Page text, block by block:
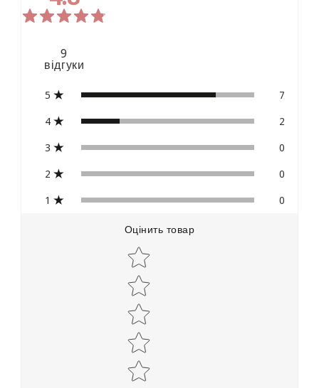
9
відгуки
5
7
4
2
3
0
2
0
1
0
Оцінить товар
Star rating